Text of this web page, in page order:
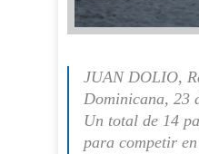
JUAN DOLIO,
Dominicana, 23
Un total de 14
para competir